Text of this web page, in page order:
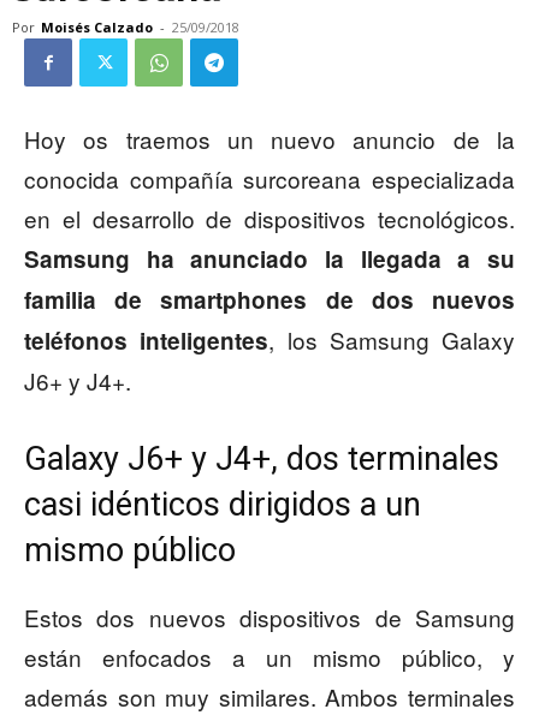
Por Moisés Calzado - 25/09/2018
Hoy os traemos un nuevo anuncio de la
conocida compañía surcoreana especializada
en el desarrollo de dispositivos tecnológicos.
Samsung ha anunciado la llegada a su
familia de smartphones de dos nuevos
teléfonos inteligentes, los Samsung Galaxy
J6+ y J4+.
Galaxy J6+ y J4+, dos terminales
casi idénticos dirigidos a un
mismo público
Estos dos nuevos dispositivos de Samsung
están enfocados a un mismo público, y
además son muy similares. Ambos terminales